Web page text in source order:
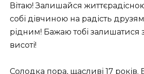
Вітаю! Залишайся
собі дівчиною на радість
рідним! Бажаю тобі залишатися
висоті!
Солодка пора, щасливі 17 років.